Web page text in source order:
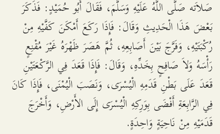
صَلاَته صَلَّى اللَّهُ عَلَيْهِ وَسَلَّمَ، فَقَالَ أَبُو حُمَيْدٍ: فَذَكَرَ
بَعْضَ هَذَا الْحَدِيثِ وَقَالَ: فَإِذَا رَكَعَ أَمْكَنَ كَفَّيْهِ مِنْ
رُكْبَتَيْهِ، وَفَرَّجَ بَيْنَ أَصَابِعِهِ، ثُمَّ هَصَرَ ظَهْرَهُ غَيْرَ مُقْنِعٍ
رَأْسَهُ وَلاَ صَافِحٍ بِخَدِّهِ، وَقَالَ: فَإِذَا قَعَدَ فِي الرَّكْعَتَيْنِ
قَعَدَ عَلَى بَطْنِ قَدَمِهِ الْيُسْرَى، وَنَصَبَ الْيُمْنَى، فَإِذَا كَانَ
فِي الرَّابِعَةِ أَفْضَى بِوَرِكِهِ الْيُسْرَى إِلَى الأَرْضِ، وَأَخْرَجَ
قَدَمَيْهِ مِنْ نَاحِيَةٍ وَاحِدَةٍ.